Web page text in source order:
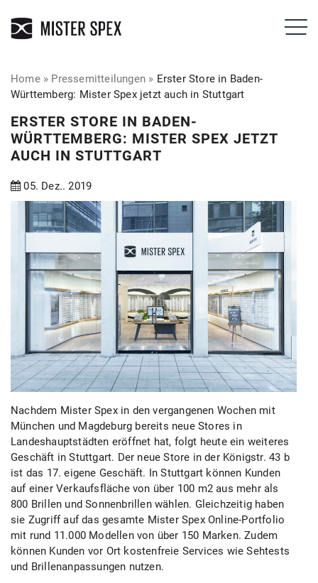
Home» Pressemitteilungen » Erster Store in Baden-
Württemberg: Mister Spex jetzt auch in Stuttgart
ERSTER STORE IN BADEN-
WÜRTTEMBERG: MISTER SPEX JETZT
AUCH IN STUTTGART
05. Dez.. 2019
Nachdem Mister Spex in den vergangenen Wochen mit
München und Magdeburg bereits neue Stores in
Landeshauptstädten eröffnet hat, folgt heute ein weiteres
Geschäft in Stuttgart. Der neue Store in der Königstr. 43 b
ist das 17. eigene Geschäft. In Stuttgart können Kunden
auf einer Verkaufsfläche von über 100 m2 aus mehr als
800 Brillen und Sonnenbrillen wählen. Gleichzeitig haben
sie Zugriff auf das gesamte Mister Spex Online-Portfolio
mit rund 11.000 Modellen von über 150 Marken. Zudem
können Kunden vor Ort kostenfreie Services wie Sehtests
und Brillenanpassungen nutzen.